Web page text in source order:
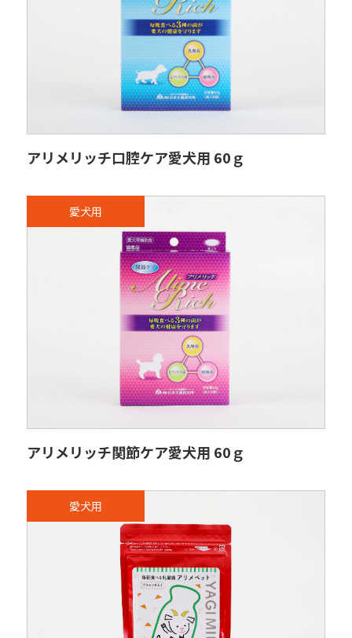
アリメリッチ口腔ケア愛犬用 60ｇ
愛犬用
アリメリッチ関節ケア愛犬用 60ｇ
愛犬用